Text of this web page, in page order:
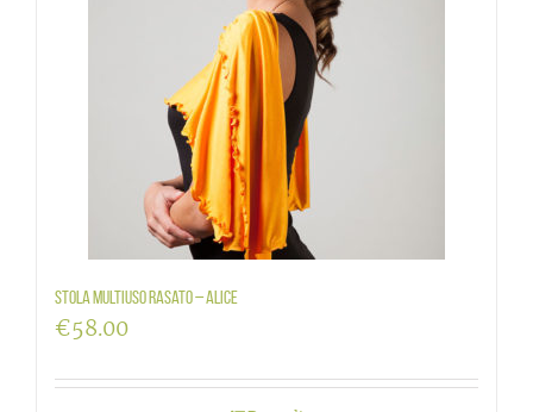
Stola multiuso rasato – Alice
€58.00